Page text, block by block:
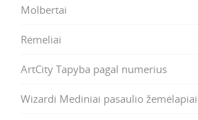
Molbertai
Rėmeliai
ArtCity Tapyba pagal numerius
Wizardi Mediniai pasaulio žemėlapiai